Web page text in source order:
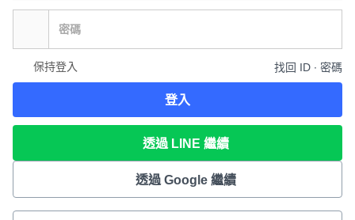
保持登入 找回 ID ∙ 密碼
登入
透過 LINE 繼續
透過 Google 繼續